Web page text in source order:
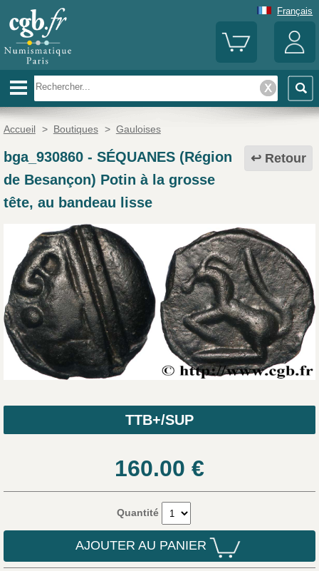
Français
Accueil > Boutiques > Gauloises
Retour
bga_930860- SÉQUANES (Région
de Besançon) Potin à la grosse
tête, au bandeau lisse
TTB+/SUP
160.00 €
Quantité
AJOUTER AU PANIER